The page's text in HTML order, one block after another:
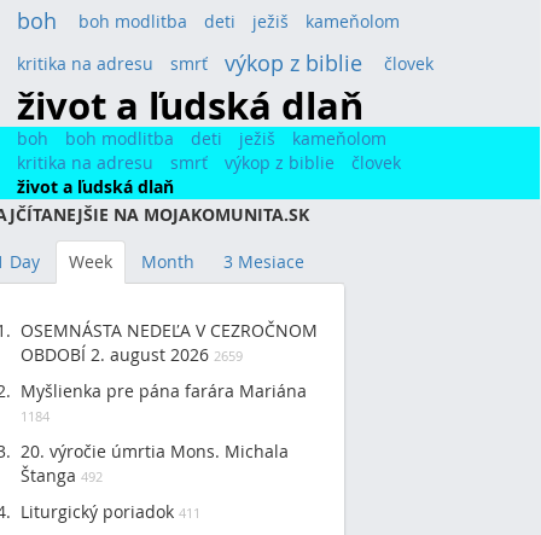
boh (24)boh modlitba (7)deti (14)ježiš (9)kameňolom
kritika na adresu (9)smrť (11)
výkop z biblie (20)
človek
život a ľudská dlaň
boh boh modlitba deti ježiš
kameňolom
kritika na adresu
smrť výkop z biblie
človek
život a ľudská dlaň
NA MOJAKOMUNITA.SK
Day Week Month 3 Mesiace
OSEMNÁSTA NEDEĽA V CEZROČNOM
OBDOBÍ 2. august 2026 2659
Myšlienka pre pána farára Mariána
1184
20. výročie úmrtia Mons. Michala
Štanga 492
Liturgický poriadok 411